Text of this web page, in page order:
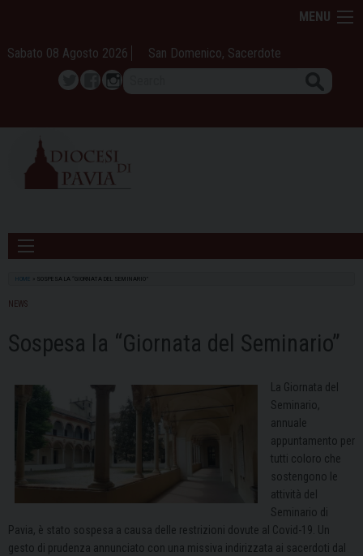
content
MENU
Sabato 08 Agosto 2026 San Domenico, Sacerdote
TwitterFacebook
Instagram
HOME SOSPESA LA “GIORNATA DEL SEMINARIO”
NEWS
Sospesa la “Giornata del Seminario”
La Giornata del
Seminario,
annuale
appuntamento per
tutti coloro che
sostengono le
attività del
Seminario di
Pavia, è stato sospesa a causa delle restrizioni dovute al Covid-19. Un
gesto di prudenza annunciato con una missiva indirizzata ai sacerdoti dal